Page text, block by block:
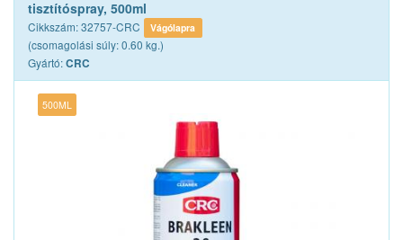
tisztítóspray, 500ml
Cikkszám: 32757-CRC Vágólapra
(csomagolási súly: 0.60 kg.)
Gyártó:CRC
500ML